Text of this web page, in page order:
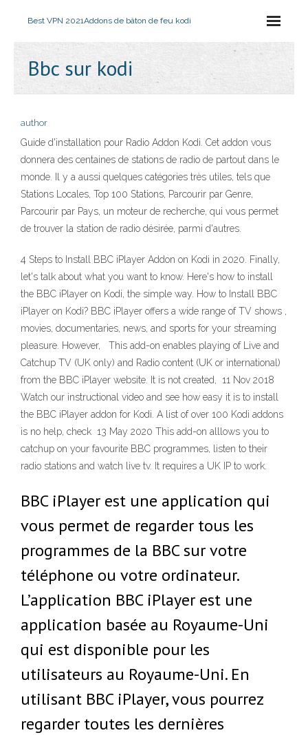
Best VPN 2021Addons de bâton de feu kodi
Bbc sur kodi
author
Guide d'installation pour Radio Addon Kodi. Cet addon vous
donnera des centaines de stations de radio de partout dans le
monde. Il y a aussi quelques catégories très utiles, tels que
Stations Locales, Top 100 Stations, Parcourir par Genre,
Parcourir par Pays, un moteur de recherche, qui vous permet
de trouver la station de radio désirée, parmi d'autres.
4 Steps to Install BBC iPlayer Addon on Kodi in 2020. Finally,
let's talk about what you want to know. Here's how to install
the BBC iPlayer on Kodi, the simple way. How to Install BBC
iPlayer on Kodi? BBC iPlayer offers a wide range of TV shows ,
movies, documentaries, news, and sports for your streaming
pleasure. However, This add-on enables playing of Live and
Catchup TV (UK only) and Radio content (UK or international)
from the BBC iPlayer website. It is not created, 11 Nov 2018
Watch our instructional video and see how easy it is to install
the BBC iPlayer addon for Kodi. A list of over 100 Kodi addons
is no help, check 13 May 2020 This add-on alllows you to
catchup on your favourite BBC programmes, listen to their
radio stations and watch live tv. It requires a UK IP to work.
BBC iPlayer est une application qui
vous permet de regarder tous les
programmes de la BBC sur votre
téléphone ou votre ordinateur.
L’application BBC iPlayer est une
application basée au Royaume-Uni
qui est disponible pour les
utilisateurs au Royaume-Uni. En
utilisant BBC iPlayer, vous pourrez
regarder toutes les dernières